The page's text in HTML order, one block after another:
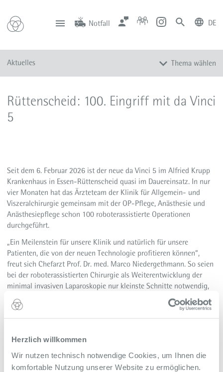
Herzlich willkommen
Wir nutzen technisch notwendige Cookies, um Ihnen die
komfortable Nutzung unserer Website zu ermöglichen.
Notfall
Notfall Zentrale Anfahrt
DE
Aktuelles Thema wählen
Veranstaltungen
Newsletter
Mediathek
Rüttenscheid: 100. Eingriff mit da Vinci
5
Seit dem 6. Februar 2026 ist der neue da Vinci 5 im Alfried Krupp
Krankenhaus in Essen-Rüttenscheid quasi im Dauereinsatz. In nur
vier Monaten hat das Ärzteteam der Klinik für Allgemein- und
Viszeralchirurgie gemeinsam mit der OP-Pflege, Anästhesie und
Anästhesiepflege schon 100 roboterassistierte Operationen
durchgeführt.
„Ein Meilenstein für unsere Klinik und natürlich für unsere
Patienten, die von der neuen Technologie profitieren können“,
freut sich Chefarzt Prof. Dr. med. Marco Niedergethmann. So seien
bei der roboterassistierten Chirurgie als Weiterentwicklung der
minimal invasiven Laparoskopie nur kleinste Schnitte notwendig,
was sich positiv auf die Genesung der Patienten auswirke.
Angeboten wird das gesamte Spektrum der Viszeralchirurgie –
Magen, Leber-Pankreas und Kolorektale Karzinome sowie die
Weitere Informationen